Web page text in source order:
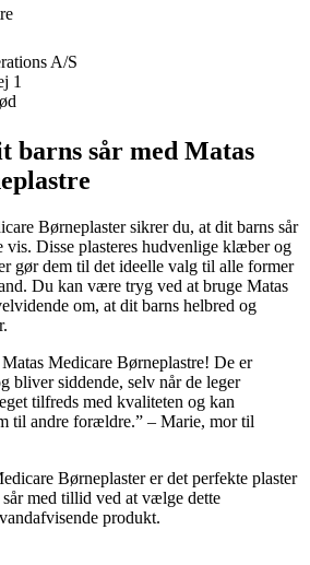
A/S
1
barns sår med Matas
Børneplaster sikrer du, at dit barns sår
vis. Disse plasteres hudvenlige klæber og
gør dem til det ideelle valg til alle former
Du kan være tryg ved at bruge Matas
om, at dit barns helbred og
Medicare Børneplastre! De er
bliver siddende, selv når de leger
tilfreds med kvaliteten og kan
til andre forældre.” – Marie, mor til
Børneplaster er det perfekte plaster
med tillid ved at vælge dette
produkt.